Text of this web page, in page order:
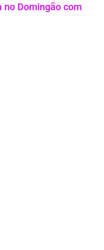
Domingão com